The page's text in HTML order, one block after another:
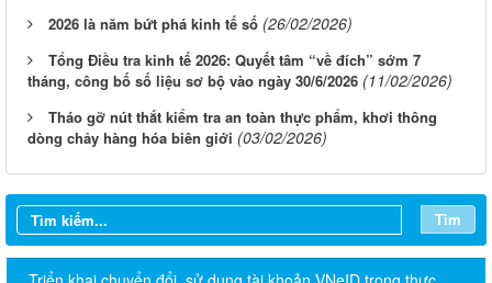
2026 là năm bứt phá kinh tế số (26/02/2026)
Tổng Điều tra kinh tế 2026: Quyết tâm “về đích” sớm 7
tháng, công bố số liệu sơ bộ vào ngày 30/6/2026 (11/02/2026)
Tháo gỡ nút thắt kiểm tra an toàn thực phẩm, khơi thông
dòng chảy hàng hóa biên giới (03/02/2026)
Tìm